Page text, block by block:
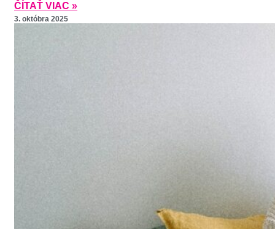
ČÍTAŤ VIAC »
3. októbra 2025